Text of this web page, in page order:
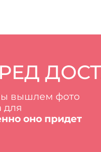
вышлем фото
для
оно придет